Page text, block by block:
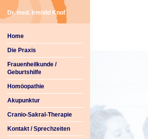
Dr. med. Irmhild Knof
Home
Die Praxis
Frauenheilkunde /
Geburtshilfe
Homöopathie
Akupunktur
Cranio-Sakral-Therapie
Kontakt / Sprechzeiten